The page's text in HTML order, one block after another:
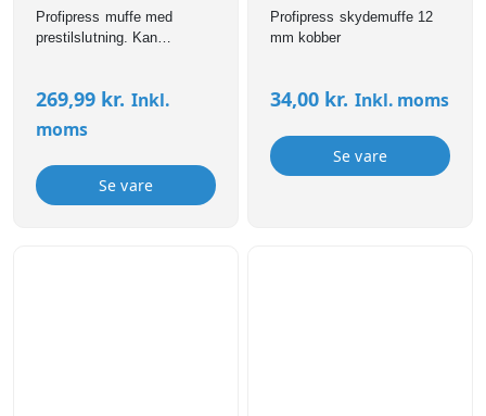
Profipress muffe med
prestilslutning. Kan
køleinstallationer. Profipress
Contur som sikrer, at
samlinger er synligt utætte
ved manglende presning.
269,99 kr. Inkl.
moms
Se vare
Profipress skydemuffe 12
mm kobber
34,00 kr. Inkl. moms
Se vare